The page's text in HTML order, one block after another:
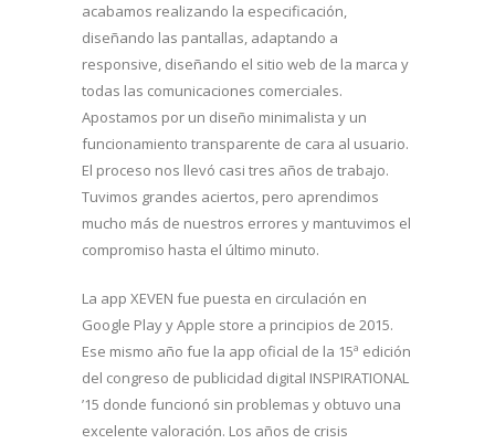
acabamos realizando la especificación,
diseñando las pantallas, adaptando a
responsive, diseñando el sitio web de la marca y
todas las comunicaciones comerciales.
Apostamos por un diseño minimalista y un
funcionamiento transparente de cara al usuario.
El proceso nos llevó casi tres años de trabajo.
Tuvimos grandes aciertos, pero aprendimos
mucho más de nuestros errores y mantuvimos el
compromiso hasta el último minuto.
La app XEVEN fue puesta en circulación en
Google Play y Apple store a principios de 2015.
Ese mismo año fue la app oficial de la 15ª edición
del congreso de publicidad digital INSPIRATIONAL
’15 donde funcionó sin problemas y obtuvo una
excelente valoración. Los años de crisis